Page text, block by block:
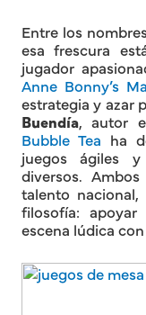
Entre los
esa frescura
jugador
Anne Bonny’s
estrategia y azar
Buendía, autor
Bubble Tea ha
juegos ágiles
diversos.
talento
filosofía:
escena lúdica